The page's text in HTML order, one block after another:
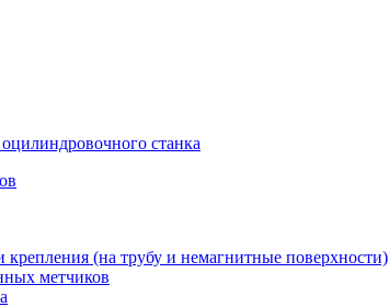
станка
(на трубу и немагнитные поверхности)
метчиков